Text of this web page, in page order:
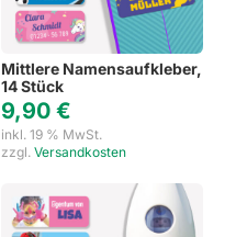
Mittlere Namensaufkleber,
14 Stück
9,90 €
inkl. 19 % MwSt.
zzgl. Versandkosten